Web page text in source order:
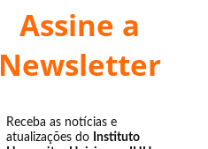
Assine a
Newsletter
Receba as notícias e
atualizações do Instituto